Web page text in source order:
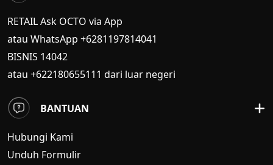
RETAIL Ask OCTO via App
atau WhatsApp +6281197814041
BISNIS 14042
atau +622180655111 dari luar negeri
BANTUAN
Hubungi Kami
Unduh Formulir